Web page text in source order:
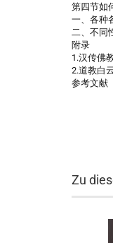
第四节如
一、各种
二、不同
附录
1.汉传佛
2.道教白
参考文献
Zu